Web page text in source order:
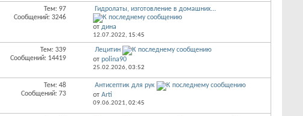
Тем: 97
Сообщений: 3246
Гидролаты, изготовление в домашних...
от дина
12.07.2022, 15:45
Тем: 339
Сообщений: 14419
Лецитин
от polina90
25.02.2026, 03:52
Тем: 48
Сообщений: 73
Антисептик для рук
от Arti
09.06.2021, 02:45